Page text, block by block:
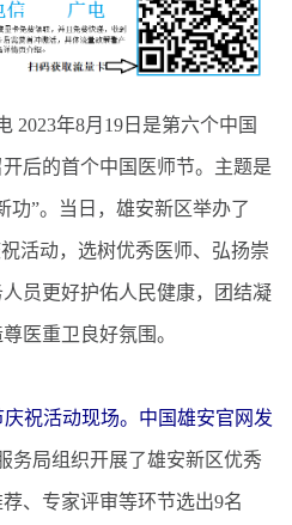
年8月19日是第六个中国
后的首个中国医师节。主题是
功”。当日，雄安新区举办了
活动，选树优秀医师、弘扬崇
员更好护佑人民健康，团结凝
医重卫良好氛围。
祝活动现场。中国雄安官网发
局组织开展了雄安新区优秀
、专家评审等环节选出9名